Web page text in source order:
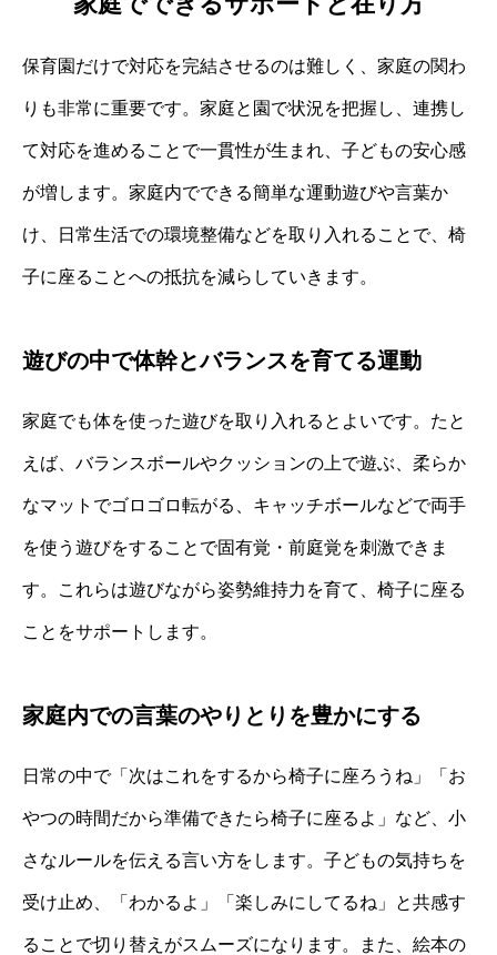
保育園だけで対応を完結させるのは難しく、家庭の関わ
りも非常に重要です。家庭と園で状況を把握し、連携し
て対応を進めることで一貫性が生まれ、子どもの安心感
が増します。家庭内でできる簡単な運動遊びや言葉か
け、日常生活での環境整備などを取り入れることで、椅
子に座ることへの抵抗を減らしていきます。
遊びの中で体幹とバランスを育てる運動
家庭でも体を使った遊びを取り入れるとよいです。たと
えば、バランスボールやクッションの上で遊ぶ、柔らか
なマットでゴロゴロ転がる、キャッチボールなどで両手
を使う遊びをすることで固有覚・前庭覚を刺激できま
す。これらは遊びながら姿勢維持力を育て、椅子に座る
ことをサポートします。
家庭内での言葉のやりとりを豊かにする
日常の中で「次はこれをするから椅子に座ろうね」「お
やつの時間だから準備できたら椅子に座るよ」など、小
さなルールを伝える言い方をします。子どもの気持ちを
受け止め、「わかるよ」「楽しみにしてるね」と共感す
ることで切り替えがスムーズになります。また、絵本の